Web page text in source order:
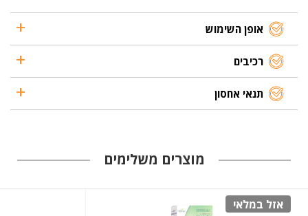
אופן השימוש
רכיבים
תנאי אחסון
מוצרים משלימים
אזל במלאי